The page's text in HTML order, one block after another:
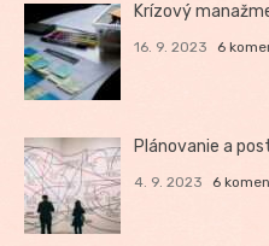
Krízový
16. 9. 2023 6
Plánovanie a
4. 9. 2023 6